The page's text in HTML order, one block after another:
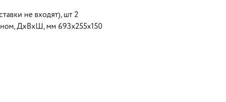
не входят), шт 2
ДхВхШ, мм 693х255х150